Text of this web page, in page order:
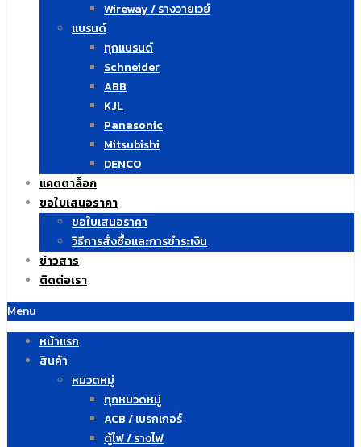
Wireway / รางวายเวย์
แบรนด์
ทุกแบรนด์
Schneider
ABB
KJL
Panasonic
Mitsubishi
DENCO
แคตตาล็อก
ขอใบเสนอราคา
ขอใบเสนอราคา
วิธีการสั่งซื้อและการชำระเงิน
ข่าวสาร
ติดต่อเรา
Menu
หน้าแรก
สินค้า
หมวดหมู่
ทุกหมวดหมู่
ACB / เบรกเกอร์
ตู้ไฟ / รางไฟ